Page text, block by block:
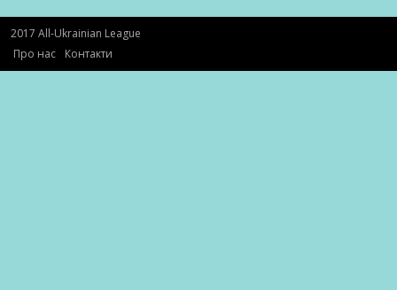
2017 All-Ukrainian League
Про нас
Контакти